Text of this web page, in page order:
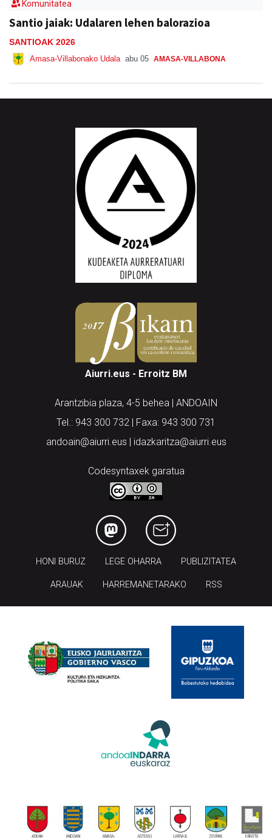
Komunitatea
Santio jaiak: Udalaren lehen balorazioa
SANTIOAK 2026
Amasa-Villabonako Udala abu 05 AMASA-VILLABONA
Aiurri.eus - Erroitz BM
Arantzibia plaza, 4-5 behea | ANDOAIN
Tel.: 943 300 732 | Faxa: 943 300 731
andoain@aiurri.eus | idazkaritza@aiurri.eus
Codesyntaxek garatua
HONI BURUZ LEGE OHARRA PUBLIZITATEA
ARAUAK HARREMANETARAKO RSS